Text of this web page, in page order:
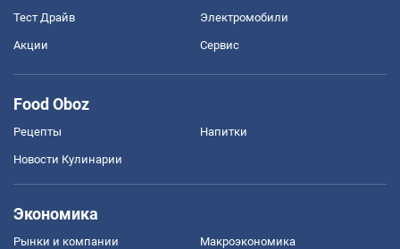
Тест Драйв Электромобили
Акции Сервис
Food Oboz
Рецепты Напитки
Новости Кулинарии
Экономика
Рынки и компании Mакроэкономика